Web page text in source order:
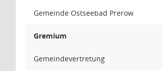
Gemeinde Ostseebad Prerow
Gremium
Gemeindevertretung